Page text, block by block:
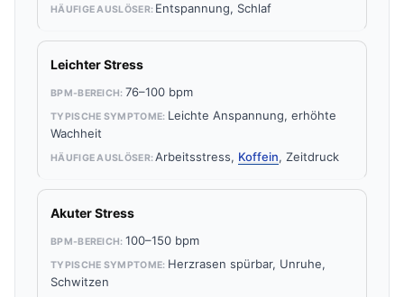
Entspannung, Schlaf
Leichter Stress
76–100 bpm
Leichte Anspannung, erhöhte
Wachheit
Arbeitsstress, Koffein, Zeitdruck
Akuter Stress
100–150 bpm
Herzrasen spürbar, Unruhe,
Schwitzen